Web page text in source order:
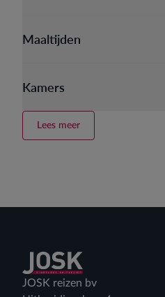
Maaltijden
Kamers
Lees meer
Terug naar home
JOSK reizen bv